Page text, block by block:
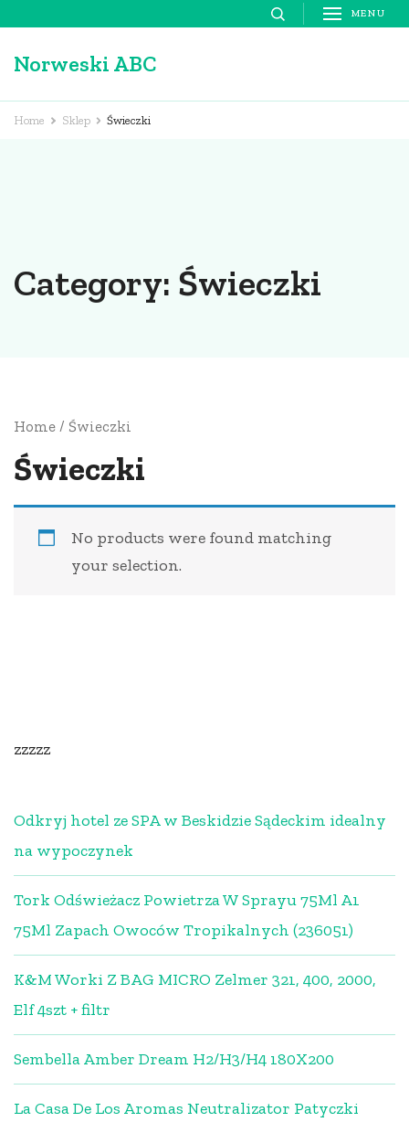
content
Enter)
MENU
Norweski ABC
Home Sklep Świeczki
Category: Świeczki
Home / Świeczki
Świeczki
No products were found matching
your selection.
zzzzz
Odkryj hotel ze SPA w Beskidzie Sądeckim idealny
na wypoczynek
Tork Odświeżacz Powietrza W Sprayu 75Ml A1
75Ml Zapach Owoców Tropikalnych (236051)
K&M Worki Z BAG MICRO Zelmer 321, 400, 2000,
Elf 4szt + filtr
Sembella Amber Dream H2/H3/H4 180X200
La Casa De Los Aromas Neutralizator Patyczki